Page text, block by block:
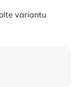
variantu